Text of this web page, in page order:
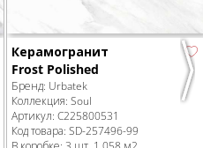
Керамогранит
Frost Polished
Бренд: Urbatek
Коллекция: Soul
Артикул: C225800531
Код товара: SD-257496-99